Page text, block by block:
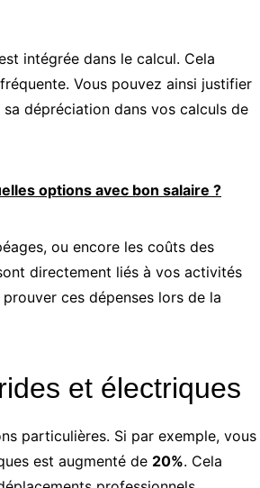
intégrée dans le calcul. Cela
Vous pouvez ainsi justifier
dépréciation dans vos calculs de
options avec bon salaire ?
ou encore les coûts des
directement liés à vos activités
ces dépenses lors de la
et électriques
particulières. Si par exemple, vous
est augmenté de 20%. Cela